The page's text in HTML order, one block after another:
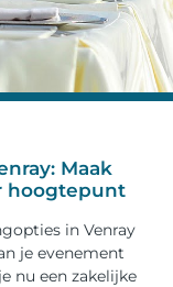
Maak
hoogtepunt
in Venray
je evenement
nu een zakelijke